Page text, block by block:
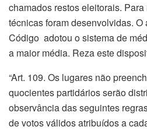
chamados restos eleitorais.
técnicas foram desenvolvidas.
Código adotou o sistema de
a maior média. Reza este
“Art. 109. Os lugares não
quocientes partidários serão
observância das seguintes
de votos válidos atribuídos a